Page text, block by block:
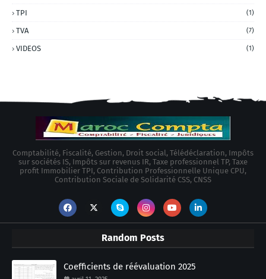
TPI (1)
TVA (7)
VIDEOS (1)
Comptabilité, Fiscalité, Gestion, Droit social, Télédéclaration, Impôts
sur sociétés IS, Impôts sur revenus IR, Taxe professionnel TP, Taxe
profit Immobilier TPI, Contribution Professionnelle Unique CPU,
Contribution Sociale de Solidarité CSS, CNSS
Random Posts
Coefficients de réévaluation 2025